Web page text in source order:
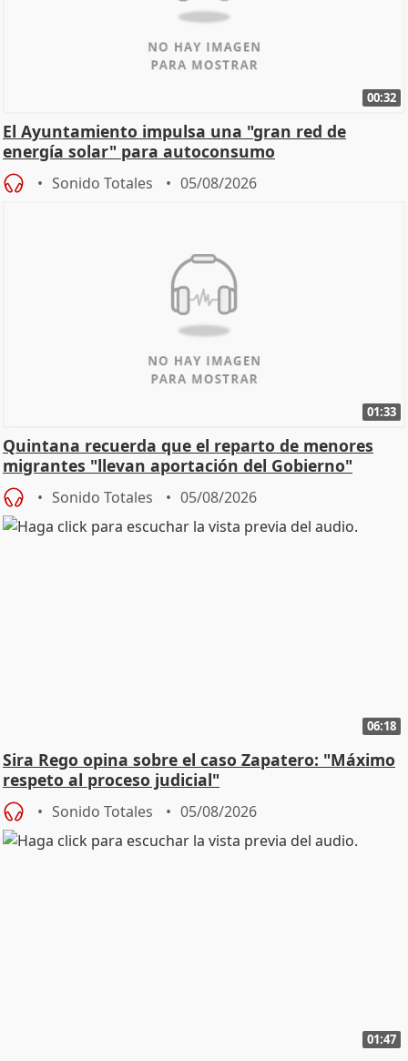
00:32
El Ayuntamiento impulsa una "gran red de
energía solar" para autoconsumo
Sonido Totales 05/08/2026
01:33
Quintana recuerda que el reparto de menores
migrantes "llevan aportación del Gobierno"
central
Sonido Totales 05/08/2026
06:18
Sira Rego opina sobre el caso Zapatero: "Máximo
respeto al proceso judicial"
Sonido Totales 05/08/2026
01:47